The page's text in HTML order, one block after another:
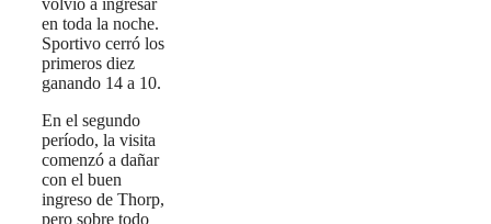
en toda la noche.
Sportivo cerró los
primeros diez
ganando 14 a 10.
En el segundo
período, la visita
comenzó a dañar
con el buen
ingreso de Thorp,
pero sobre todo